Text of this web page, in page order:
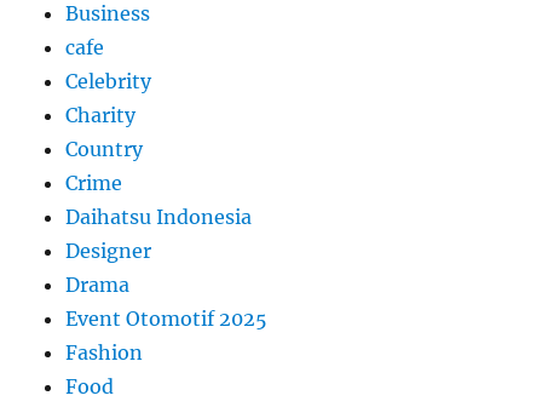
Business
cafe
Celebrity
Charity
Country
Crime
Daihatsu Indonesia
Designer
Drama
Event Otomotif 2025
Fashion
Food